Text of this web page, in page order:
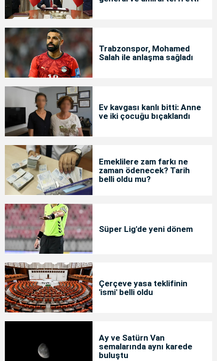
Trabzonspor, Mohamed
Salah ile anlaşma sağladı
Ev kavgası kanlı bitti: Anne
ve iki çocuğu bıçaklandı
Emeklilere zam farkı ne
zaman ödenecek? Tarih
belli oldu mu?
Süper Lig'de yeni dönem
Çerçeve yasa teklifinin
'ismi' belli oldu
Ay ve Satürn Van
semalarında aynı karede
buluştu